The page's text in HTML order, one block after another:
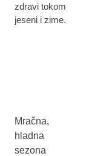
zdravi tokom
jeseni i zime.
Mračna,
hladna
sezona